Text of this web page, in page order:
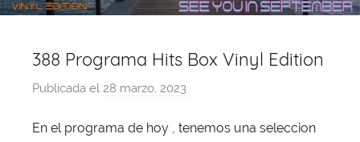
388 Programa Hits Box Vinyl Edition
Publicada el 28 marzo, 2023
r
En el programa de hoy , tenemos una seleccion